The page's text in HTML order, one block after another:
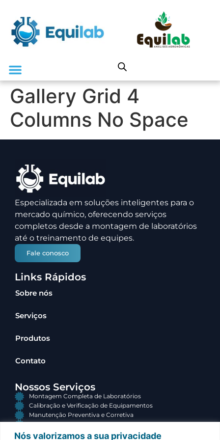
Nós valorizamos a sua privacidade
Gallery Grid 4
Columns No Space
Especializada em soluções inteligentes para o
mercado químico, oferecendo serviços
completos desde a montagem de laboratórios
até o treinamento de equipes.
Fale conosco
Links Rápidos
Sobre nós
Serviços
Produtos
Contato
Nossos Serviços
Montagem Completa de Laboratórios
Calibração e Verificação de Equipamentos
Manutenção Preventiva e Corretiva
Consultoria e Terceirização